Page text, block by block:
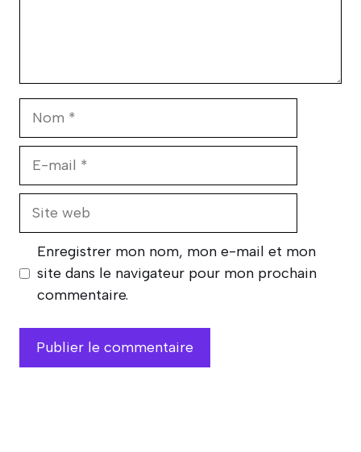
Enregistrer mon nom, mon e-mail et mon
site dans le navigateur pour mon prochain
commentaire.